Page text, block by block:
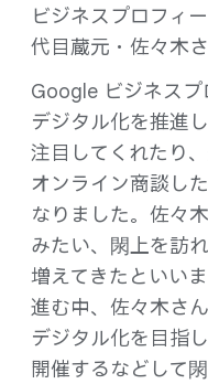
ビジネスプロフィ
代目蔵元・​佐々木さ
Google ビジネスプ
デジタル化を​推進
注目してくれたり
オンライン商談し
なりました。​佐々
みたい、​閖上を​訪
増えてきたと​いい
進む中、​佐々木さ
デジタル化を​目指
開催するなどして